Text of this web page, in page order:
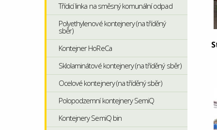
Třídicí linka na směsný komunální odpad
Polyethylenové kontejnery (na tříděný
sběr)
Kontejner HoReCa
Sklolaminátové kontejnery (na tříděný sběr)
Ocelové kontejnery (na tříděný sběr)
Polopodzemní kontejnery SemiQ
Kontejnery SemiQ bin